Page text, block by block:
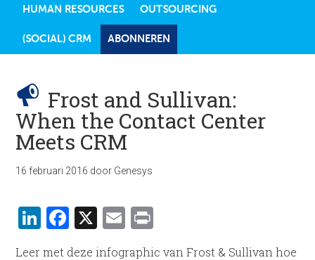
HUMAN RESOURCES OUTSOURCING
(SOCIAL) CRM ABONNEREN
Frost and Sullivan:
When the Contact Center
Meets CRM
16 februari 2016 door Genesys
LinkedIn
Facebook
X Email
Leer met deze infographic van Frost & Sullivan hoe